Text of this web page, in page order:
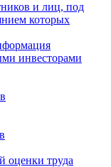
и лиц, под
которых
инвесторами
оценки труда